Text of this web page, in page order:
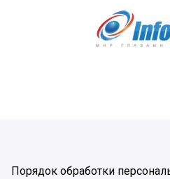
Порядок обработки